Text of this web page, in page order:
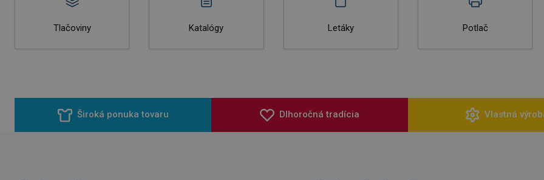
Tlačoviny Katalógy Letáky Potlač
Široká ponuka tovaru Dlhoročná tradícia Vlastná